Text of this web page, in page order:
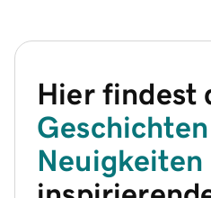
Hier findest
Geschichten
Neuigkeiten